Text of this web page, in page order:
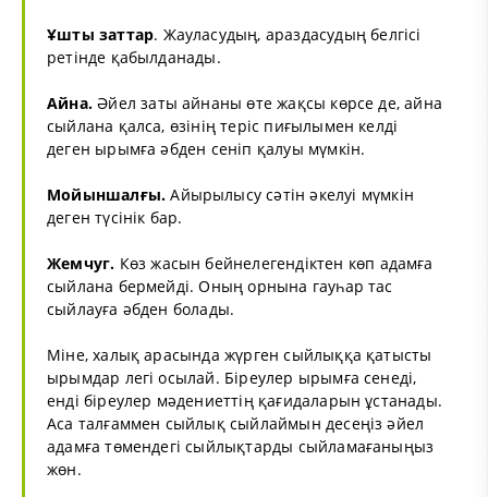
Ұшты заттар. Жауласудың, араздасудың белгісі
ретінде қабылданады.
Айна.Әйел заты айнаны өте жақсы көрсе де, айна
сыйлана қалса, өзінің теріс пиғылымен келді
деген ырымға әбден сеніп қалуы мүмкін.
Мойыншалғы. Айырылысу сәтін әкелуі мүмкін
деген түсінік бар.
Жемчуг. Көз жасын бейнелегендіктен көп адамға
сыйлана бермейді. Оның орнына гауһар тас
сыйлауға әбден болады.
Міне, халық арасында жүрген сыйлыққа қатысты
ырымдар легі осылай. Біреулер ырымға сенеді,
енді біреулер мәдениеттің қағидаларын ұстанады.
Аса талғаммен сыйлық сыйлаймын десеңіз әйел
адамға төмендегі сыйлықтарды сыйламағаныңыз
жөн.